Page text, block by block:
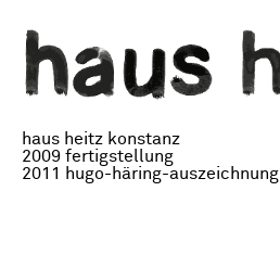
haus heitz konstanz
2009 fertigstellung
2011 hugo-häring-auszeichnung